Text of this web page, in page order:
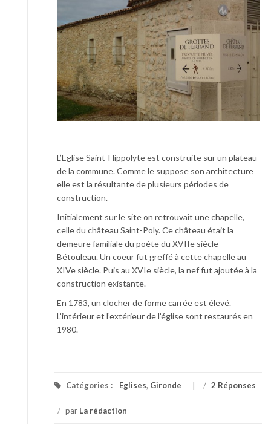
L’Eglise Saint-Hippolyte est construite sur un plateau
de la commune. Comme le suppose son architecture
elle est la résultante de plusieurs périodes de
construction.
Initialement sur le site on retrouvait une chapelle,
celle du château Saint-Poly. Ce château était la
demeure familiale du poète du XVIIe siècle
Bétouleau. Un coeur fut greffé à cette chapelle au
XIVe siècle. Puis au XVIe siècle, la nef fut ajoutée à la
construction existante.
En 1783, un clocher de forme carrée est élevé.
L’intérieur et l’extérieur de l’église sont restaurés en
1980.
Catégories : Eglises, Gironde / 2 Réponses
/ par La rédaction